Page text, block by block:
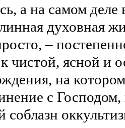
а на самом деле
духовная
–
к чистой, ясной и
на
с Господом,
соблазн